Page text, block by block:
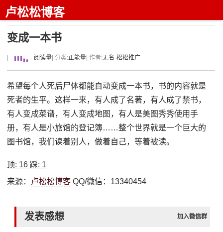
卢松松博客
变成一本书
阅读量 | 分类:正能量 | 作者:无名-松松推广
希望每个人死后尸体都能自动变成一本书，书的内容就是
死者的生平。这样一来，有人成了名著，有人成了禁书，
有人变成菜谱，有人变成地图，有人是美图秀秀使用手
册，有人是小旅馆的登记簿……整个世界就是一个巨大的
图书馆，我们读着别人，做着自己，等着被读。
顶: 16 踩: 1
来源： 卢松松博客 QQ/微信：13340454
发表感想 加入微信群